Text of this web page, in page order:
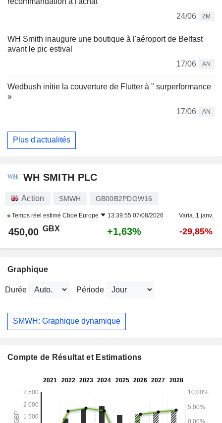
24/06
ZM
WH Smith inaugure une boutique à l'aéroport de Belfast
avant le pic estival
17/06
AN
Wedbush initie la couverture de Flutter à " surperformance
»
17/06
AN
Plus d'actualités
WH SMITH PLC
Action SMWH GB00B2PDGW16
Temps réel estimé Cboe Europe 13:39:55 07/08/2026 Varia. 1 janv.
450,00 GBX +1,63% -29,85%
Graphique
Durée Période
SMWH: Graphique dynamique
Compte de Résultat et Estimations